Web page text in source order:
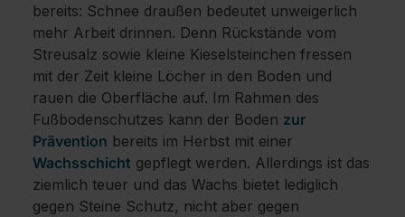
bereits: Schnee draußen bedeutet unweigerlich
mehr Arbeit drinnen. Denn Rückstände vom
Streusalz sowie kleine Kieselsteinchen fressen
mit der Zeit kleine Löcher in den Boden und
rauen die Oberfläche auf. Im Rahmen des
Fußbodenschutzes kann der Boden zur
Prävention bereits im Herbst mit einer
Wachsschicht gepflegt werden. Allerdings ist das
ziemlich teuer und das Wachs bietet lediglich
gegen Steine Schutz, nicht aber gegen